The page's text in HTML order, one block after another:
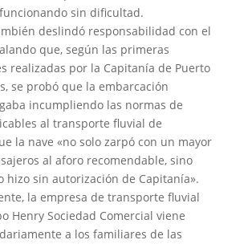
sin dificultad.
deslindó responsabilidad con el
que, según las primeras
realizadas por la Capitanía de Puerto
se probó que la embarcación
incumpliendo las normas de
al transporte fluvial de
la nave «no solo zarpó con un mayor
al aforo recomendable, sino
hizo sin autorización de Capitanía».
la empresa de transporte fluvial
Henry Sociedad Comercial viene
a los familiares de las